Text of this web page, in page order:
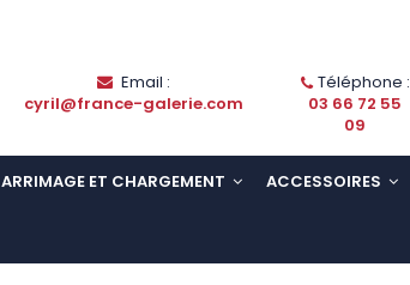
Email :
cyril@france-galerie.com
Téléphone :
03 66 72 55
09
ARRIMAGE ET CHARGEMENT ACCESSOIRES